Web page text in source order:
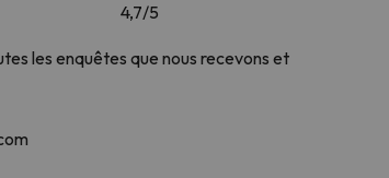
4,7/5
les enquêtes que nous recevons et